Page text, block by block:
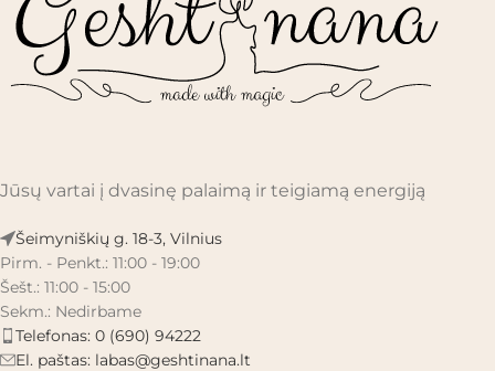
Jūsų vartai į dvasinę palaimą ir teigiamą energiją
Šeimyniškių g. 18-3, Vilnius
Pirm. - Penkt.: 11:00 - 19:00
Šešt.: 11:00 - 15:00
Sekm.: Nedirbame
Telefonas: 0 (690) 94222
El. paštas: labas@geshtinana.lt